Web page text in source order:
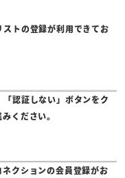
トの登録が利用できてお
認証しない」ボタンをク
ください。
クションの会員登録がお